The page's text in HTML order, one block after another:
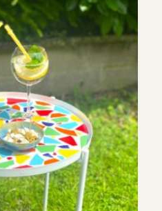
variants.
The
options
be
chosen
on
the
product